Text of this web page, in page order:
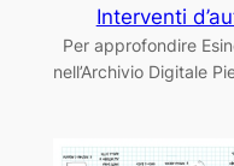
Interventi
Per approfondire
nell’Archivio Digitale